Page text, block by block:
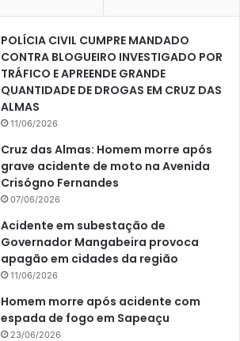
POLÍCIA CIVIL CUMPRE MANDADO
CONTRA BLOGUEIRO INVESTIGADO POR
TRÁFICO E APREENDE GRANDE
QUANTIDADE DE DROGAS EM CRUZ DAS
ALMAS
11/06/2026
Cruz das Almas: Homem morre após
grave acidente de moto na Avenida
Crisógno Fernandes
07/06/2026
Acidente em subestação de
Governador Mangabeira provoca
apagão em cidades da região
11/06/2026
Homem morre após acidente com
espada de fogo em Sapeaçu
23/06/2026